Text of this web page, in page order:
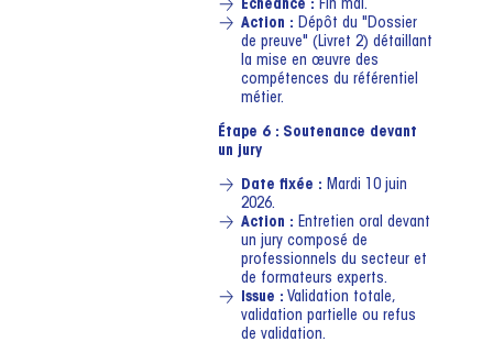
Échéance : Fin mai.
Action : Dépôt du "Dossier
de preuve" (Livret 2) détaillant
la mise en œuvre des
compétences du référentiel
métier.
Étape 6 : Soutenance devant
un jury
Date fixée : Mardi 10 juin
2026.
Action : Entretien oral devant
un jury composé de
professionnels du secteur et
de formateurs experts.
Issue : Validation totale,
validation partielle ou refus
de validation.